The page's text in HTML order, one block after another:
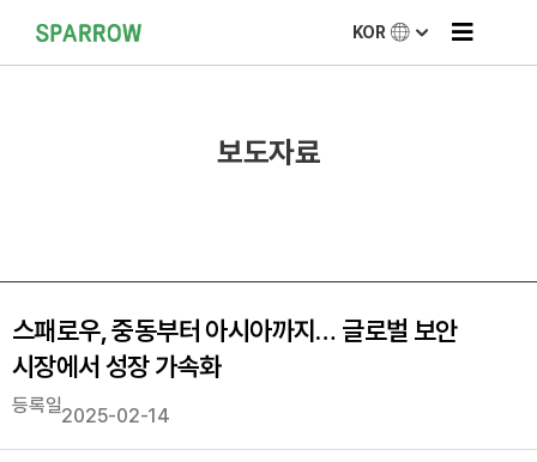
KOR
보도자료
스패로우, 중동부터 아시아까지… 글로벌 보안
시장에서 성장 가속화
등록일2025-02-14